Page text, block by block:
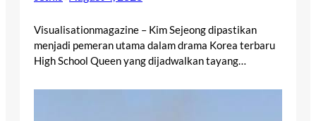
Visualisationmagazine – Kim Sejeong dipastikan
menjadi pemeran utama dalam drama Korea terbaru
High School Queen yang dijadwalkan tayang…